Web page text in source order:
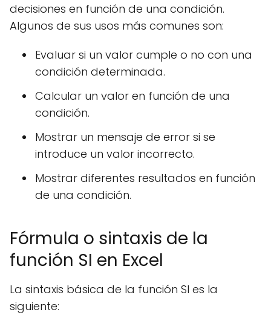
decisiones en función de una condición.
Algunos de sus usos más comunes son:
Evaluar si un valor cumple o no con una
condición determinada.
Calcular un valor en función de una
condición.
Mostrar un mensaje de error si se
introduce un valor incorrecto.
Mostrar diferentes resultados en función
de una condición.
Fórmula o sintaxis de la
función SI en Excel
La sintaxis básica de la función SI es la
siguiente: